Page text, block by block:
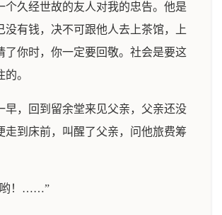
个久经世故的友人对我的忠告。他是
没有钱，决不可跟他人去上茶馆，上
了你时，你一定要回敬。社会是要这
。
早，回到留余堂来见父亲，父亲还没
走到床前，叫醒了父亲，问他旅费筹
哟！……”